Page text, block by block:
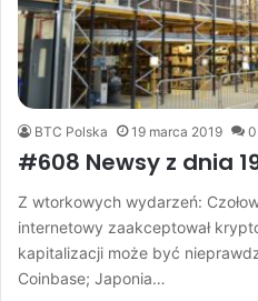
BTC Polska 19 marca 2019 0
#608 Newsy z dnia
Z wtorkowych wydarzeń:
internetowy zaakceptował
kapitalizacji może być
Coinbase; Japonia…